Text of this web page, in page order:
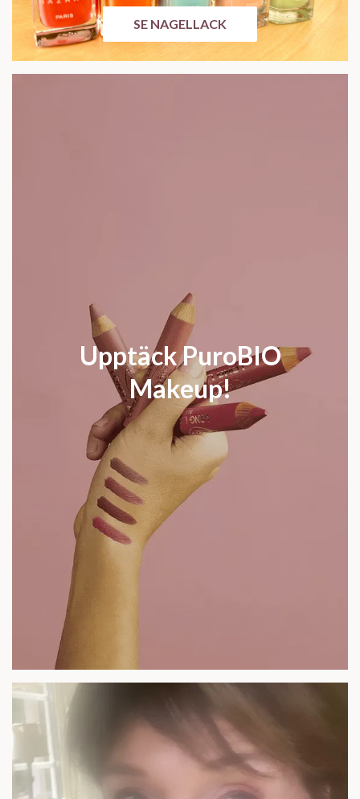
SE NAGELLACK
Upptäck PuroBIO
Makeup!